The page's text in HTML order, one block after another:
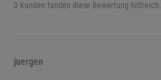
0 Kunden fanden diese Bewertung hilfreich.
juergen